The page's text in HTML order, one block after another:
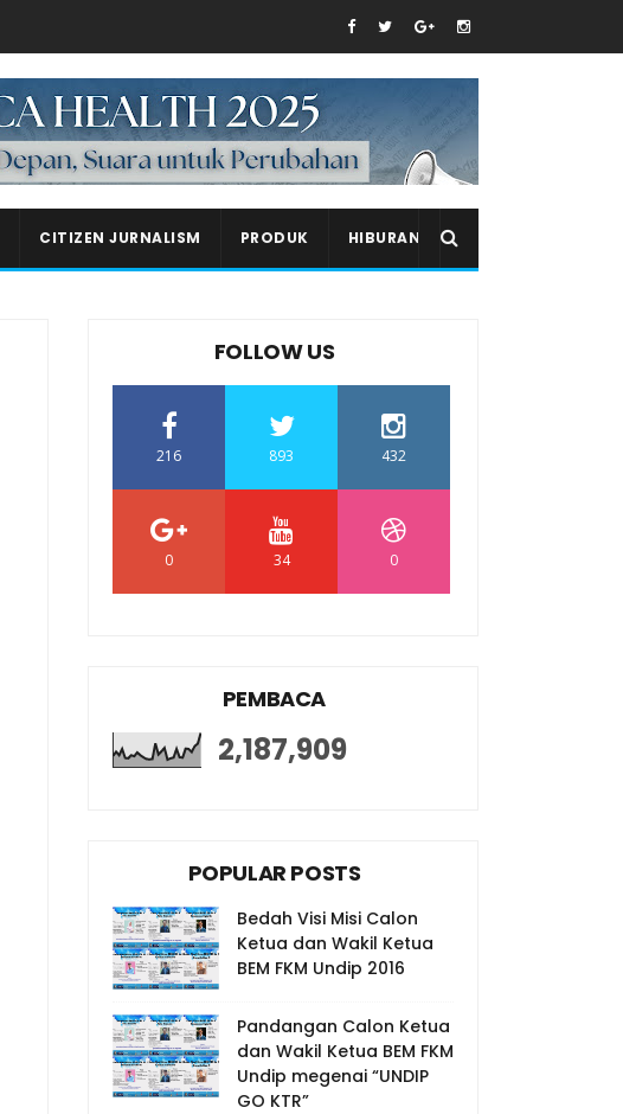
CITIZEN JURNALISM PRODUK HIBURAN
FOLLOW US
216 893 432
0 34 0
PEMBACA
2,187,909
POPULAR POSTS
Bedah Visi Misi Calon
Ketua dan Wakil Ketua
BEM FKM Undip 2016
Pandangan Calon Ketua
dan Wakil Ketua BEM FKM
Undip megenai “UNDIP
GO KTR”